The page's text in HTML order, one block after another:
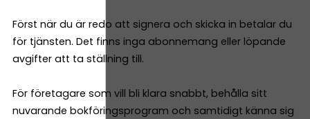
Först när du är redo att signera och skicka in betalar du
för tjänsten. Det finns inga abonnemang eller löpande
avgifter att ta ställning till.
För företagare som vill bli klara snabbt, behålla sitt
nuvarande bokföringsprogram och samtidigt känna sig